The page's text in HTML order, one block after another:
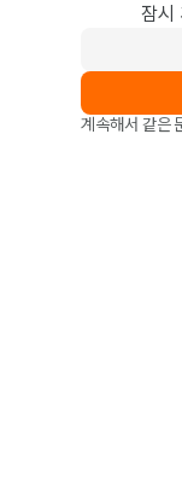
잠시
계속해서 같은